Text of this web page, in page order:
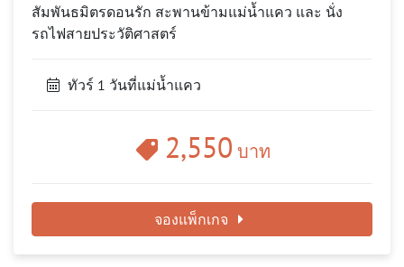
สัมพันธมิตรดอนรัก สะพานข้ามแม่น้ำแคว และ นั่ง
รถไฟสายประวัติศาสตร์
ทัวร์ 1 วันที่แม่น้ำแคว
2,550 บาท
จองแพ็กเกจ